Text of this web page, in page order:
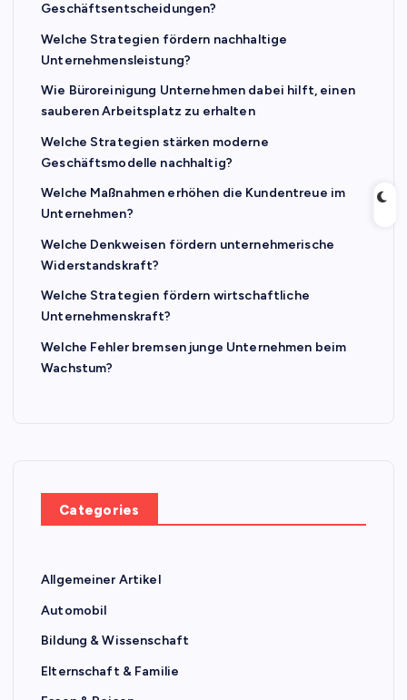
Geschäftsentscheidungen?
Welche Strategien fördern nachhaltige
Unternehmensleistung?
Wie Büroreinigung Unternehmen dabei hilft, einen
sauberen Arbeitsplatz zu erhalten
Welche Strategien stärken moderne
Geschäftsmodelle nachhaltig?
Welche Maßnahmen erhöhen die Kundentreue im
Unternehmen?
Welche Denkweisen fördern unternehmerische
Widerstandskraft?
Welche Strategien fördern wirtschaftliche
Unternehmenskraft?
Welche Fehler bremsen junge Unternehmen beim
Wachstum?
Categories
Allgemeiner Artikel
Automobil
Bildung & Wissenschaft
Elternschaft & Familie